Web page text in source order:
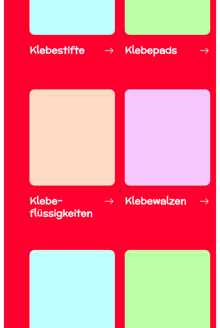
Klebestifte Klebepads
Klebe-
flüssigkeiten
Klebewalzen